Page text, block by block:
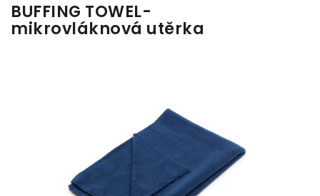
BUFFING TOWEL-
mikrovláknová utěrka